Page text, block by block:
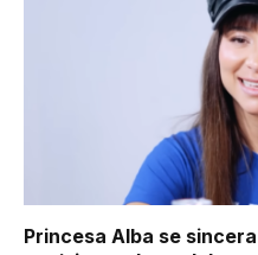
Princesa Alba se